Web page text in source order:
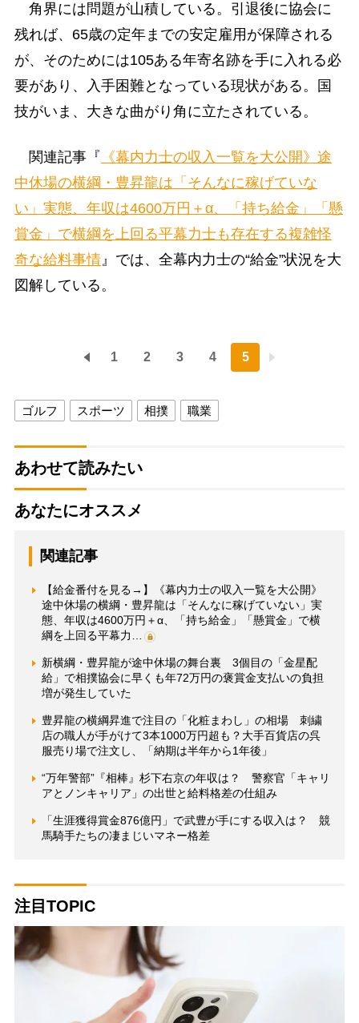
角界には問題が山積している。引退後に協会に
残れば、65歳の定年までの安定雇用が保障される
が、そのためには105ある年寄名跡を手に入れる必
要があり、入手困難となっている現状がある。国
技がいま、大きな曲がり角に立たされている。
関連記事『 《幕内力士の収入一覧を大公開》途
中休場の横綱・豊昇龍は「そんなに稼げていな
い」実態、年収は4600万円＋α、「持ち給金」「懸
賞金」で横綱を上回る平幕力士も存在する複雑怪
奇な給料事情』では、全幕内力士の“給金”状況を大
図解している。
1 2 3 4 5
ゴルフ スポーツ 相撲 職業
あわせて読みたい
あなたにオススメ
関連記事
【給金番付を見る→】《幕内力士の収入一覧を大公開》
途中休場の横綱・豊昇龍は「そんなに稼げていない」実
態、年収は4600万円＋α、「持ち給金」「懸賞金」で横
綱を上回る平幕力…
新横綱・豊昇龍が途中休場の舞台裏 3個目の「金星配
給」で相撲協会に早くも年72万円の褒賞金支払いの負担
増が発生していた
豊昇龍の横綱昇進で注目の「化粧まわし」の相場 刺繍
店の職人が手がけて3本1000万円超も？大手百貨店の呉
服売り場で注文し、「納期は半年から1年後」
“万年警部”『相棒』杉下右京の年収は？ 警察官「キャリ
アとノンキャリア」の出世と給料格差の仕組み
「生涯獲得賞金876億円」で武豊が手にする収入は？ 競
馬騎手たちの凄まじいマネー格差
注目TOPIC